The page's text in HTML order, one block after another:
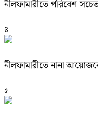
নীলফামারীতে পরিবেশ
৪
নীলফামারীতে নানা
৫